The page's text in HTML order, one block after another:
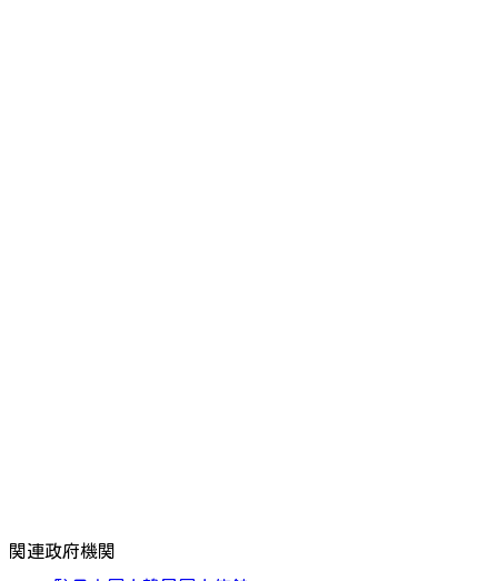
関連政府機関